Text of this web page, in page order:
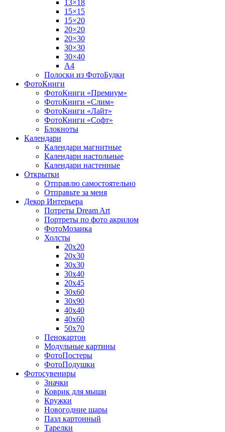
13×18
15×15
15×20
20×20
20×30
30×30
30×40
A4
Полоски из ФотоБудки
ФотоКниги
ФотоКниги «Премиум»
ФотоКниги «Слим»
ФотоКниги «Лайт»
ФотоКниги «Софт»
Блокноты
Календари
Календари магнитные
Календари настольные
Календари настенные
Открытки
Отправлю самостоятельно
Отправьте за меня
Декор Интерьера
Потреты Dream Art
Портреты по фото акрилом
ФотоМозаика
Холсты
20х20
20х30
30х30
30х40
20х45
30х60
30х90
40х40
40х60
50х70
Пенокартон
Модульные картины
ФотоПостеры
ФотоПодушки
Фотоcувениры
Значки
Коврик для мыши
Кружки
Новогодние шары
Пазл картонный
Тарелки